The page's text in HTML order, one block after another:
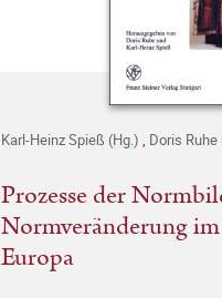
Karl-Heinz Spieß (Hg.) Doris Ruhe
Prozesse der
Normveränderung
Europa